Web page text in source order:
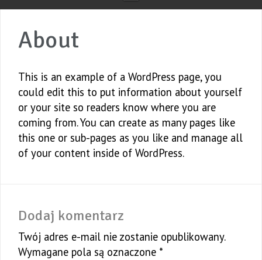
About
This is an example of a WordPress page, you
could edit this to put information about yourself
or your site so readers know where you are
coming from. You can create as many pages like
this one or sub-pages as you like and manage all
of your content inside of WordPress.
Dodaj komentarz
Twój adres e-mail nie zostanie opublikowany.
Wymagane pola są oznaczone *